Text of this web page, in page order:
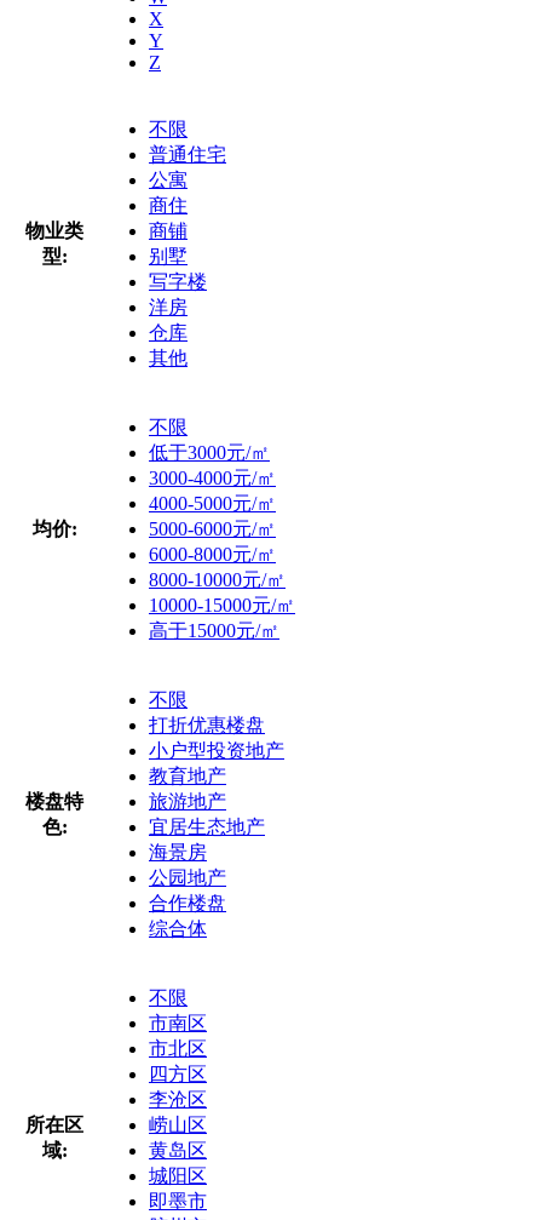
X
Y
Z
物业类
型:
不限
普通住宅
公寓
商住
商铺
别墅
写字楼
洋房
仓库
其他
均价:
不限
低于3000元/㎡
3000-4000元/㎡
4000-5000元/㎡
5000-6000元/㎡
6000-8000元/㎡
8000-10000元/㎡
10000-15000元/㎡
高于15000元/㎡
楼盘特
色:
不限
打折优惠楼盘
小户型投资地产
教育地产
旅游地产
宜居生态地产
海景房
公园地产
合作楼盘
综合体
所在区
域:
不限
市南区
市北区
四方区
李沧区
崂山区
黄岛区
城阳区
即墨市